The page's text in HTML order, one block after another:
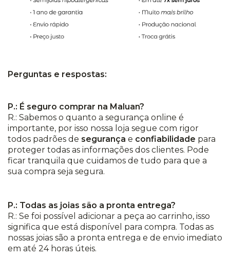
Perguntas e respostas:
P.: É seguro comprar na Maluan?
R.: Sabemos o quanto a segurança online é
importante, por isso nossa loja segue com rigor
todos padrões de segurança e confiabilidade para
proteger todas as informações dos clientes. Pode
ficar tranquila que cuidamos de tudo para que a
sua compra seja segura.
P.: Todas as joias são a pronta entrega?
R.: Se foi possível adicionar a peça ao carrinho, isso
significa que está disponível para compra. Todas as
nossas joias são a pronta entrega e de envio imediato
em até 24 horas úteis.